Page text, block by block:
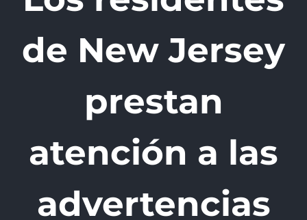
de New Jersey
prestan
atención a las
advertencias